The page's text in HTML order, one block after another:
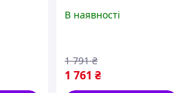
В наявності
1 761 ₴
1 791 ₴